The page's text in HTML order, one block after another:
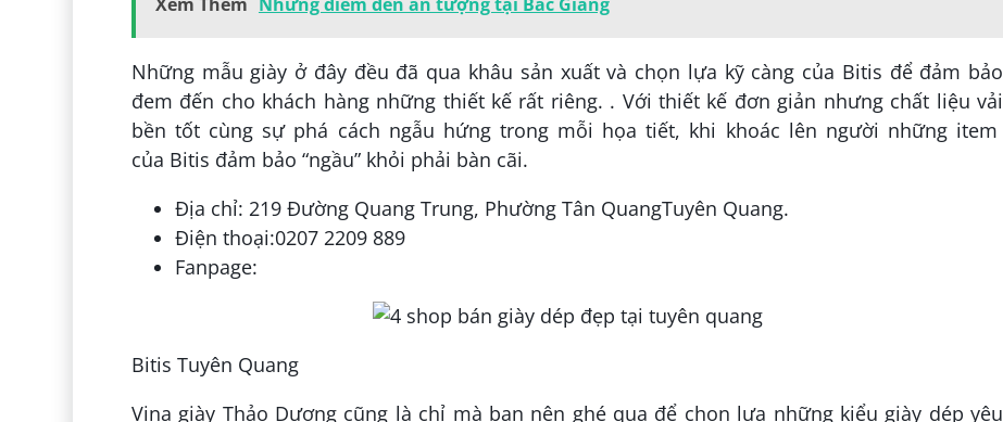
Những mẫu giày ở đây đều đã qua khâu sản xuất và chọn lựa kỹ càng của Bitis để đảm bảo
đem đến cho khách hàng những thiết kế rất riêng. . Với thiết kế đơn giản nhưng chất liệu vải
bền tốt cùng sự phá cách ngẫu hứng trong mỗi họa tiết, khi khoác lên người những item
của Bitis đảm bảo “ngầu” khỏi phải bàn cãi.
Địa chỉ: 219 Đường Quang Trung, Phường Tân QuangTuyên Quang.
Điện thoại:0207 2209 889
Fanpage:
Bitis Tuyên Quang
Vina giày Thảo Dương cũng là chỉ mà bạn nên ghé qua để chọn lựa những kiểu giày dép yêu